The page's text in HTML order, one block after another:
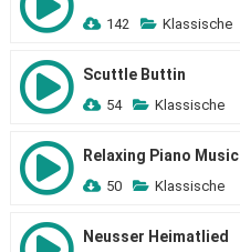
142 Klassische
Scuttle Buttin
54 Klassische
Relaxing Piano Music
50 Klassische
Neusser Heimatlied